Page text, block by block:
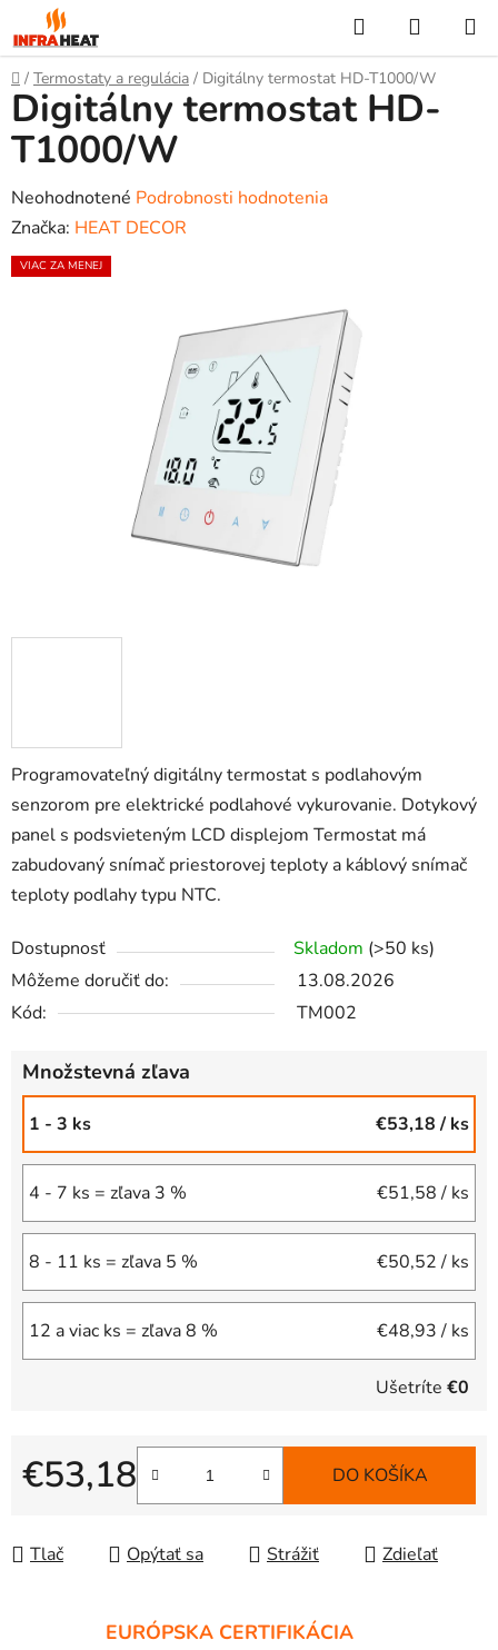
Prejsť
na
obsah
Hľadať
KOŠÍK
Domov
/ Termostaty a regulácia / Digitálny termostat HD-T1000/W
Programovateľný digitálny termostat s podlahovým
senzorom pre elektrické podlahové vykurovanie. Dotykový
panel s podsvieteným LCD displejom Termostat má
zabudovaný snímač priestorovej teploty a káblový snímač
teploty podlahy typu NTC.
Dostupnosť Skladom (>50 ks)
Môžeme doručiť do:
13.08.2026
Kód:
TM002
Množstevná zľava
1 - 3 ks €53,18 / ks
4 - 7 ks = zľava 3 % €51,58 / ks
8 - 11 ks = zľava 5 % €50,52 / ks
12 a viac ks = zľava 8 % €48,93 / ks
Ušetríte €0
€53,18
Jednotková cena:
DO KOŠÍKA
Tlač Opýtať sa Strážiť Zdieľať
Digitálny termostat HD-
T1000/W
Priemerné
hodnotenie
produktu
Neohodnotené Podrobnosti hodnotenia
Značka: HEAT DECOR
VIAC ZA MENEJ
EURÓPSKA CERTIFIKÁCIA